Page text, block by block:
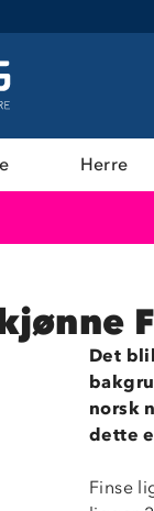
Herre
Det
norsk
dette
Finse